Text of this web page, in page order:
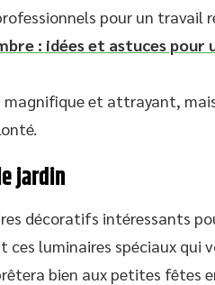
pour un travail
: idées et astuces pour
magnifique et attrayant,
jardin
décoratifs intéressants
ces luminaires spéciaux qui
bien aux petites fêtes